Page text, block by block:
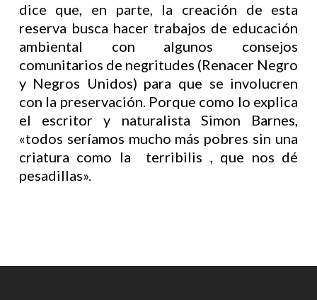
dice que, en parte, la creación de esta
reserva busca hacer trabajos de educación
ambiental con algunos consejos
comunitarios de negritudes (Renacer Negro
y Negros Unidos) para que se involucren
con la preservación. Porque como lo explica
el escritor y naturalista Simon Barnes,
«todos seríamos mucho más pobres sin una
criatura como la terribilis , que nos dé
pesadillas».